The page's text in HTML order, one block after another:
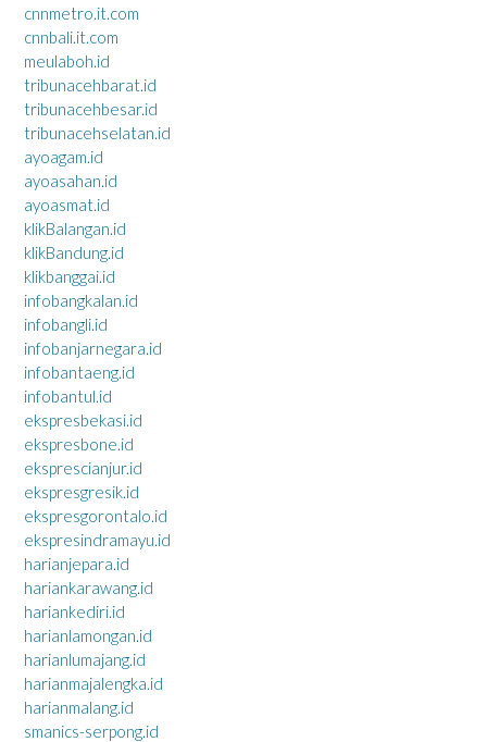
cnnmetro.it.com
cnnbali.it.com
meulaboh.id
tribunacehbarat.id
tribunacehbesar.id
tribunacehselatan.id
ayoagam.id
ayoasahan.id
ayoasmat.id
klikBalangan.id
klikBandung.id
klikbanggai.id
infobangkalan.id
infobangli.id
infobanjarnegara.id
infobantaeng.id
infobantul.id
ekspresbekasi.id
ekspresbone.id
eksprescianjur.id
ekspresgresik.id
ekspresgorontalo.id
ekspresindramayu.id
harianjepara.id
hariankarawang.id
hariankediri.id
harianlamongan.id
harianlumajang.id
harianmajalengka.id
harianmalang.id
smanics-serpong.id